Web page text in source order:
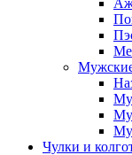
Чулки и